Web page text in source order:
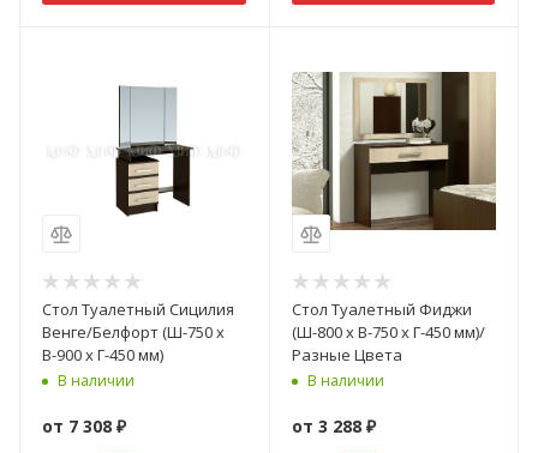
Стол Туалетный Сицилия
Венге/Белфорт (Ш-750 х
В-900 х Г-450 мм)
В наличии
от 7 308 ₽
Стол Туалетный Фиджи
(Ш-800 х В-750 х Г-450 мм)/
Разные Цвета
В наличии
от 3 288 ₽